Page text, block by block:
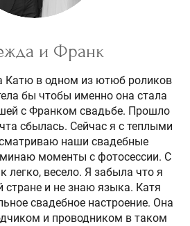
и Франк
Катю в одном из ютюб роликов
бы чтобы именно она стала
с Франком свадьбе. Прошло
сбылась. Сейчас я с теплыми
наши свадебные
моменты с фотосессии. С
легко, весело. Я забыла что я
стране и не знаю языка. Катя
свадебное настроение. Она
и проводником в таком